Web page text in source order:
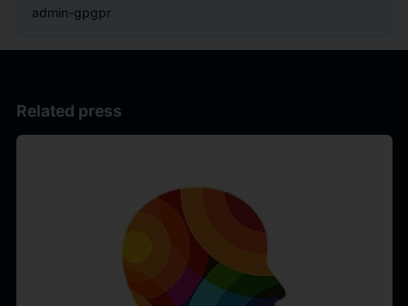
admin-gpgpr
Related press